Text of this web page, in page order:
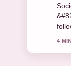
this.
6